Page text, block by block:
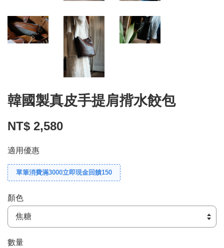
韓國製真皮手提肩揹水餃包
NT$ 2,580
適用優惠
單筆消費滿3000立即現金回饋150
顏色
數量